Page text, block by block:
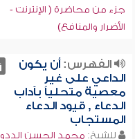
جزء من محاضرة ( الإنترنت -
الأضرار والمنافع)
الفهرس:أن يكون
الداعي على غير
معصية متحلياً بآداب
الدعاء , قيود الدعاء
المستجاب
للشيخ: محمد الحسن الددو